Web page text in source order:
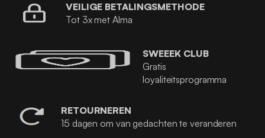
VEILIGE BETALINGSMETHODE
Tot 3x met Alma
SWEEEK CLUB
Gratis
loyaliteitsprogramma
RETOURNEREN
15 dagen om van gedachten te veranderen